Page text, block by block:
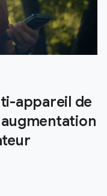
appareil de